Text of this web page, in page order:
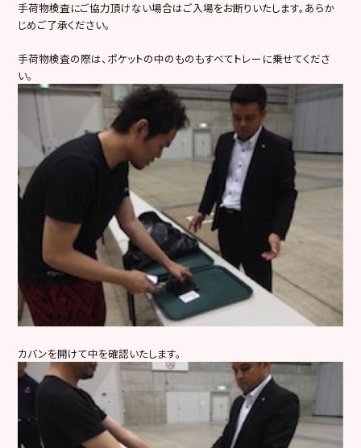
手荷物検査にご協力頂けない場合はご入場をお断りいたします。あらか
じめご了承ください。
手荷物検査の際は、ポケットの中のものもすべてトレーに乗せてくださ
い。
カバンを開けて中を確認いたします。